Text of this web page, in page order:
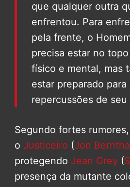
que qualquer outra
enfrentou. Para
pela frente, o
precisa estar no
físico e mental, mas
estar preparado
repercussões de seu
Segundo fortes rumores,
o Justiceiro (Jon
protegendo Jean Grey (
presença da mutante